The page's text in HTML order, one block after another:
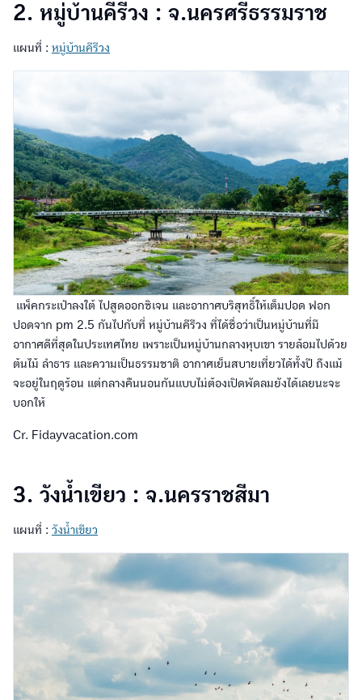
2. หมู่บ้านคีรีวง : จ.นครศรีธรรมราช
แผนที่ : หมู่บ้านคีรีวง
แพ็คกระเป๋าลงใต้ ไปสูดออกซิเจน และอากาศบริสุทธิ์ให้เต็มปอด ฟอก
ปอดจาก pm 2.5 กันไปกับที่ หมู่บ้านคีรีวง ที่ได้ชื่อว่าเป็นหมู่บ้านที่มี
อากาศดีที่สุดในประเทศไทย เพราะเป็นหมู่บ้านกลางหุบเขา รายล้อมไปด้วย
ต้นไม้ ลำธาร และความเป็นธรรมชาติ อากาศเย็นสบายเที่ยวได้ทั้งปี ถึงแม้
จะอยู่ในฤดูร้อน แต่กลางคืนนอนกันแบบไม่ต้องเปิดพัดลมยังได้เลยนะจะ
บอกให้
Cr. Fidayvacation.com
3. วังน้ำเขียว : จ.นครราชสีมา
แผนที่ : วังน้ำเขียว